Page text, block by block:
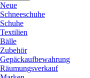
Neue
Schneeschuhe
Schuhe
Textilien
Bälle
Zubehör
Gepäckaufbewahrung
Räumungsverkauf